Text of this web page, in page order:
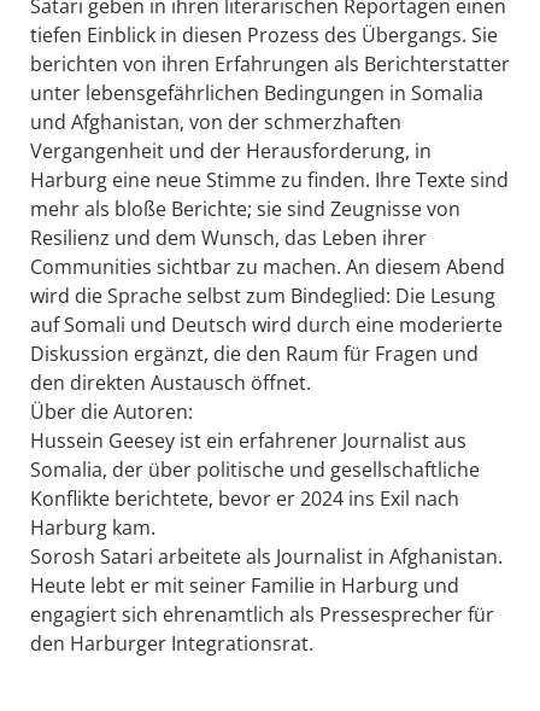
Satari geben in ihren literarischen Reportagen einen
tiefen Einblick in diesen Prozess des Übergangs. Sie
berichten von ihren Erfahrungen als Berichterstatter
unter lebensgefährlichen Bedingungen in Somalia
und Afghanistan, von der schmerzhaften
Vergangenheit und der Herausforderung, in
Harburg eine neue Stimme zu finden. Ihre Texte sind
mehr als bloße Berichte; sie sind Zeugnisse von
Resilienz und dem Wunsch, das Leben ihrer
Communities sichtbar zu machen. An diesem Abend
wird die Sprache selbst zum Bindeglied: Die Lesung
auf Somali und Deutsch wird durch eine moderierte
Diskussion ergänzt, die den Raum für Fragen und
den direkten Austausch öffnet.
Über die Autoren:
Hussein Geesey ist ein erfahrener Journalist aus
Somalia, der über politische und gesellschaftliche
Konflikte berichtete, bevor er 2024 ins Exil nach
Harburg kam.
Sorosh Satari arbeitete als Journalist in Afghanistan.
Heute lebt er mit seiner Familie in Harburg und
engagiert sich ehrenamtlich als Pressesprecher für
den Harburger Integrationsrat.